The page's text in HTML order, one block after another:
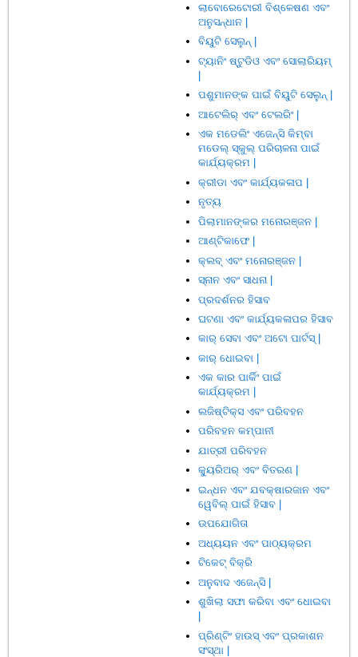
ଲାବୋରେଟୋରୀ ବିଶ୍ଳେଷଣ ଏବଂ
ଅନୁସନ୍ଧାନ |
ବିୟୁଟି ସେଲୁନ୍ |
ଟ୍ୟାନିଂ ଷ୍ଟୁଡିଓ ଏବଂ ସୋଲାରିୟମ୍
ପଶୁମାନଙ୍କ ପାଇଁ ବିୟୁଟି ସେଲୁନ୍ |
ଆଟେଲିର୍ ଏବଂ ଟେଲରିଂ |
ଏକ ମଡେଲିଂ ଏଜେନ୍ସି କିମ୍ବା
ମଡେଲ୍ ସ୍କୁଲ୍ ପରିଚାଳନା ପାଇଁ
କାର୍ଯ୍ୟକ୍ରମ |
କ୍ରୀଡା ଏବଂ କାର୍ଯ୍ୟକଳାପ |
ନୃତ୍ୟ
ପିଲାମାନଙ୍କର ମନୋରଞ୍ଜନ |
ଆଣ୍ଟିକାଫେ |
କ୍ଲବ୍ ଏବଂ ମନୋରଞ୍ଜନ |
ସ୍ନାନ ଏବଂ ସାଧନା |
ପ୍ରଦର୍ଶନର ହିସାବ
ଘଟଣା ଏବଂ କାର୍ଯ୍ୟକଳାପର ହିସାବ
କାର୍ ସେବା ଏବଂ ଅଟୋ ପାର୍ଟସ୍ |
କାର୍ ଧୋଇବା |
ଏକ କାର ପାର୍କିଂ ପାଇଁ
କାର୍ଯ୍ୟକ୍ରମ |
ଲଜିଷ୍ଟିକ୍ସ ଏବଂ ପରିବହନ
ପରିବହନ କମ୍ପାନୀ
ଯାତ୍ରୀ ପରିବହନ
କ୍ୟୁରିଅର୍ ଏବଂ ବିତରଣ |
ଇନ୍ଧନ ଏବଂ ଯବକ୍ଷାରଜାନ ଏବଂ
ୱେବିଲ୍ ପାଇଁ ହିସାବ |
ଉପଯୋଗିତା
ଅଧ୍ୟୟନ ଏବଂ ପାଠ୍ୟକ୍ରମ
ଟିକେଟ୍ ବିକ୍ରି
ଅନୁବାଦ ଏଜେନ୍ସି |
ଶୁଖିଲା ସଫା କରିବା ଏବଂ ଧୋଇବା
ପ୍ରିଣ୍ଟିଂ ହାଉସ୍ ଏବଂ ପ୍ରକାଶନ
ସଂସ୍ଥା |